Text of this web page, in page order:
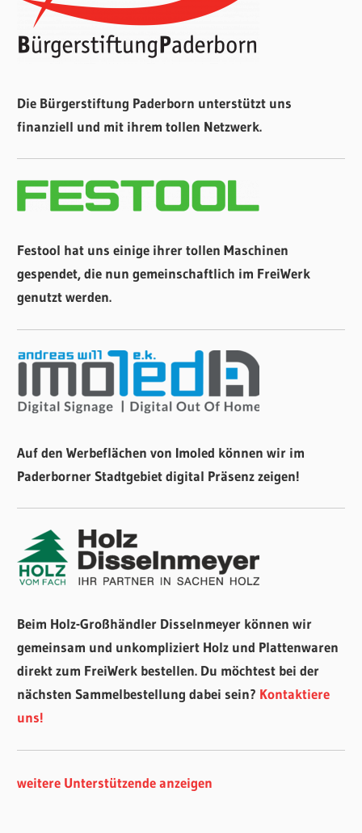
Die Bürgerstiftung Paderborn unterstützt uns
finanziell und mit ihrem tollen Netzwerk.
Festool hat uns einige ihrer tollen Maschinen
gespendet, die nun gemeinschaftlich im FreiWerk
genutzt werden.
Auf den Werbeflächen von Imoled können wir im
Paderborner Stadtgebiet digital Präsenz zeigen!
Beim Holz-Großhändler Disselnmeyer können wir
gemeinsam und unkompliziert Holz und Plattenwaren
direkt zum FreiWerk bestellen. Du möchtest bei der
nächsten Sammelbestellung dabei sein? Kontaktiere
uns!
weitere Unterstützende anzeigen